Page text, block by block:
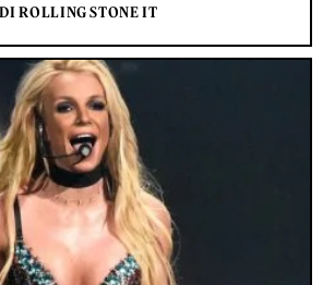
DI ROLLING STONE IT